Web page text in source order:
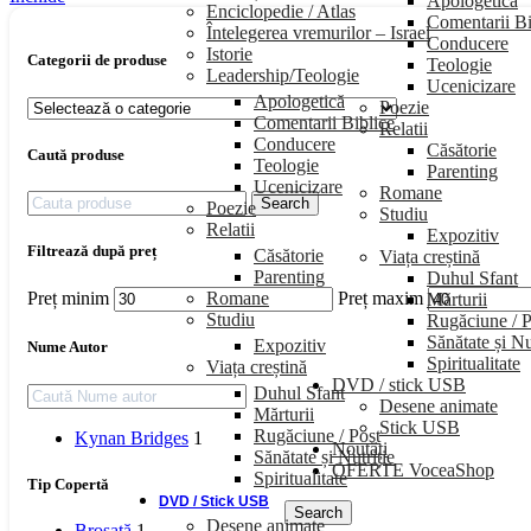
Comentarii
Conducere
Teologie
Ucenicizare
Poezie
Relatii
Căsătorie
Parenting
Romane
Studiu
Expozitiv
Viața creștină
Duhul Sfant
Mărturii
Rugăciune /
Sănătate și
Spiritualitate
DVD / stick USB
Desene animate
Stick USB
Noutăți
OFERTE VoceaShop
Search
Enciclopedie / Atlas
Întelegerea vremurilor – Israel
Istorie
Leadership/Teologie
Apologetică
Comentarii Biblice
Conducere
Teologie
Ucenicizare
Poezie
Relatii
Căsătorie
Parenting
Romane
Studiu
Expozitiv
Viața creștină
Duhul Sfant
Mărturii
Rugăciune / Post
Sănătate și Nutriție
Spiritualitate
DVD / Stick USB
Desene animate
Categorii de produse
Caută produse
Search
Filtrează după preț
Preț minim Preț maxim
Nume Autor
Kynan Bridges 1
Tip Copertă